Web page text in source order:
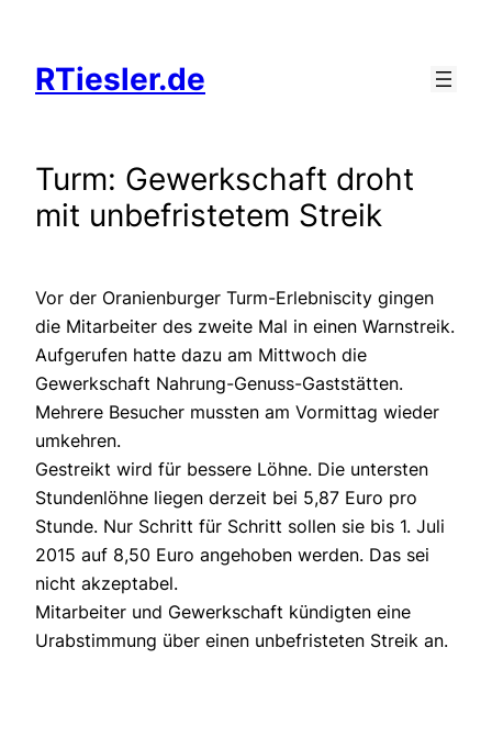
springen
RTiesler.de
Turm: Gewerkschaft droht
mit unbefristetem Streik
Vor der Oranienburger Turm-Erlebniscity gingen
die Mitarbeiter des zweite Mal in einen Warnstreik.
Aufgerufen hatte dazu am Mittwoch die
Gewerkschaft Nahrung-Genuss-Gaststätten.
Mehrere Besucher mussten am Vormittag wieder
umkehren.
Gestreikt wird für bessere Löhne. Die untersten
Stundenlöhne liegen derzeit bei 5,87 Euro pro
Stunde. Nur Schritt für Schritt sollen sie bis 1. Juli
2015 auf 8,50 Euro angehoben werden. Das sei
nicht akzeptabel.
Mitarbeiter und Gewerkschaft kündigten eine
Urabstimmung über einen unbefristeten Streik an.